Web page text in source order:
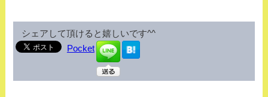
シェアして頂けると嬉しいです^^
Pocket